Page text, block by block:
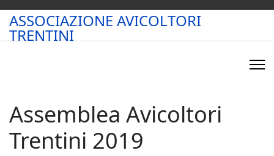
ASSOCIAZIONE AVICOLTORI
TRENTINI
Assemblea Avicoltori
Trentini 2019